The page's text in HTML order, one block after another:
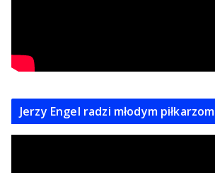
Jerzy Engel radzi młodym piłkarzom